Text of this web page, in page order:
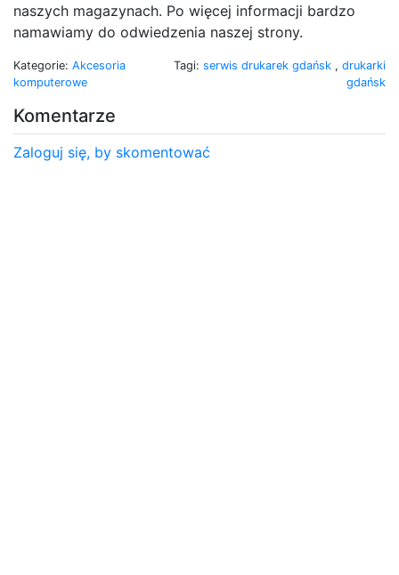
naszych magazynach. Po więcej informacji bardzo
namawiamy do odwiedzenia naszej strony.
Kategorie: Akcesoria
komputerowe
Tagi: serwis drukarek gdańsk , drukarki
gdańsk
Komentarze
Zaloguj się, by skomentować